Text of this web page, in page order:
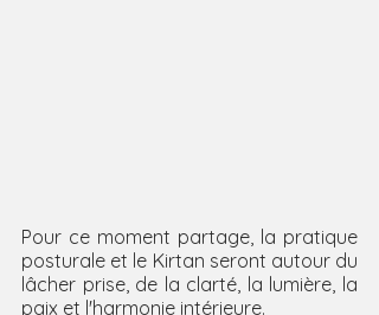
Pour ce moment partage, la pratique
posturale et le Kirtan seront autour du
lâcher prise, de la clarté, la lumière, la
paix et l'harmonie intérieure.